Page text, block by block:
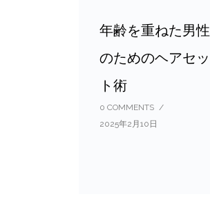
年齢を重ねた男性
のためのヘアセッ
ト術
0 COMMENTS /
2025年2月10日